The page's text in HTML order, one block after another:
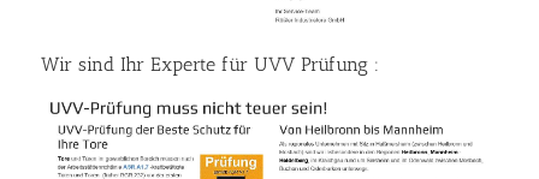
Wir sind Ihr Experte für UVV Prüfung :